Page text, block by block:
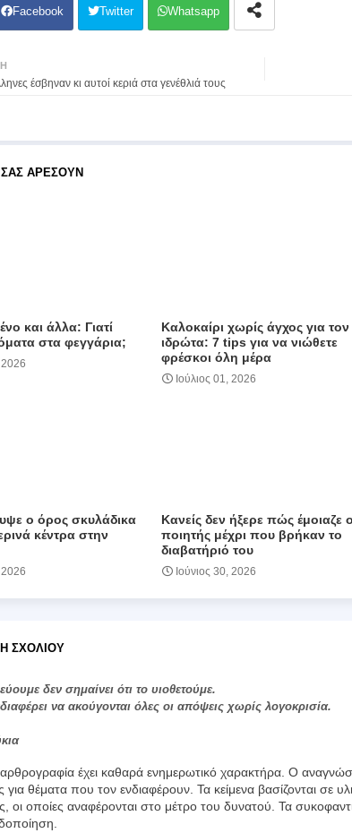
Facebook Twitter Whatsapp
έσβηναν κι αυτοί κεριά στα γενέθλιά τους
ΑΡΈΣΟΥΝ
και άλλα: Γιατί
στα φεγγάρια;
2026
Καλοκαίρι χωρίς άγχος για τον
ιδρώτα: 7 tips για να νιώθετε
φρέσκοι όλη μέρα
Ιούλιος 01, 2026
ο όρος σκυλάδικα
κέντρα στην
2026
Κανείς δεν ήξερε πώς έμοιαζε ο
ποιητής μέχρι που βρήκαν το
διαβατήριό του
Ιούνιος 30, 2026
ΣΧΟΛΊΟΥ
δεν σημαίνει ότι το υιοθετούμε.
να ακούγονται όλες οι απόψεις χωρίς λογοκρισία.
έχει καθαρά ενημερωτικό χαρακτήρα. Ο
για θέματα που τον ενδιαφέρουν. Τα κείμενα βασίζονται σε
οι οποίες αναφέρονται στο μέτρο του δυνατού. Τα